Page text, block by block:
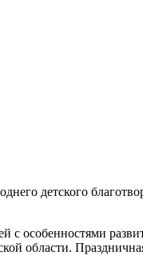
детского
с особенностями
области.